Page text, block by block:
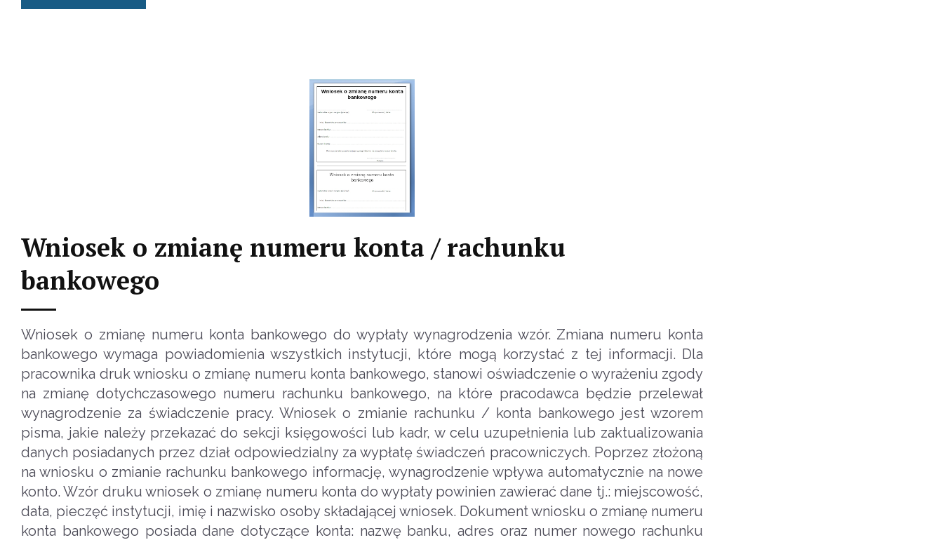
Wniosek o zmianę numeru konta / rachunku
bankowego
Wniosek o zmianę numeru konta bankowego do wypłaty wynagrodzenia wzór. Zmiana numeru konta
bankowego wymaga powiadomienia wszystkich instytucji, które mogą korzystać z tej informacji. Dla
pracownika druk wniosku o zmianę numeru konta bankowego, stanowi oświadczenie o wyrażeniu zgody
na zmianę dotychczasowego numeru rachunku bankowego, na które pracodawca będzie przelewał
wynagrodzenie za świadczenie pracy. Wniosek o zmianie rachunku / konta bankowego jest wzorem
pisma, jakie należy przekazać do sekcji księgowości lub kadr, w celu uzupełnienia lub zaktualizowania
danych posiadanych przez dział odpowiedzialny za wypłatę świadczeń pracowniczych. Poprzez złożoną
na wniosku o zmianie rachunku bankowego informację, wynagrodzenie wpływa automatycznie na nowe
konto. Wzór druku wniosek o zmianę numeru konta do wypłaty powinien zawierać dane tj.: miejscowość,
data, pieczęć instytucji, imię i nazwisko osoby składającej wniosek. Dokument wniosku o zmianę numeru
konta bankowego posiada dane dotyczące konta: nazwę banku, adres oraz numer nowego rachunku